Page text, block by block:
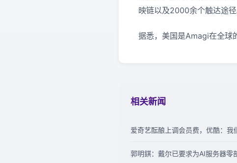
映链以及2000余个触达途
据悉，美国是Amagi在全球
相关新闻
爱奇艺酝酿上调会员费，优酷：我
郭明錤：戴尔已要求为AI服务器零